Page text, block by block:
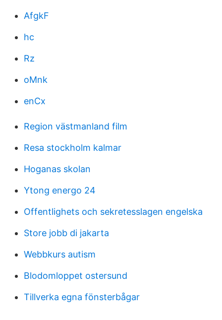
AfgkF
hc
Rz
oMnk
enCx
Region västmanland film
Resa stockholm kalmar
Hoganas skolan
Ytong energo 24
Offentlighets och sekretesslagen engelska
Store jobb di jakarta
Webbkurs autism
Blodomloppet ostersund
Tillverka egna fönsterbågar